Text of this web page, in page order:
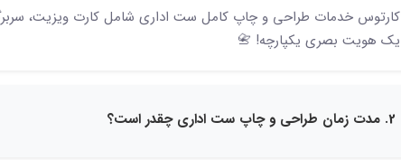
کارتوس خدمات طراحی و چاپ کامل ست اداری شامل کارت ویزیت، سربرگ،
یک هویت بصری یکپارچه! 📇
2. مدت زمان طراحی و چاپ ست اداری چقدر است؟